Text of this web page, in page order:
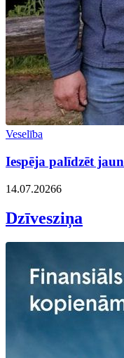
Veselība
Iespēja palīdzēt
14.07.20266
Dzīvesziņa